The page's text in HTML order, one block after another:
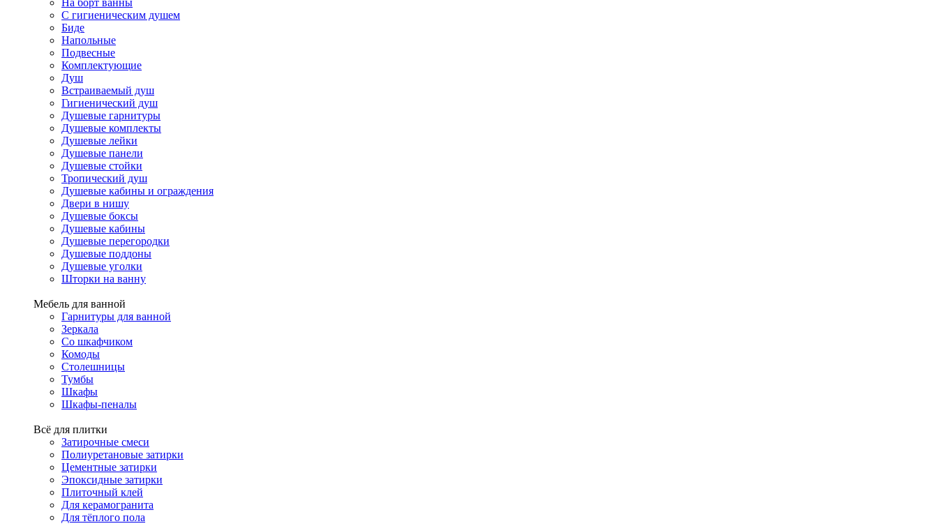
На борт ванны
С гигиеническим душем
Биде
Напольные
Подвесные
Комплектующие
Душ
Встраиваемый душ
Гигиенический душ
Душевые гарнитуры
Душевые комплекты
Душевые лейки
Душевые панели
Душевые стойки
Тропический душ
Душевые кабины и ограждения
Двери в нишу
Душевые боксы
Душевые кабины
Душевые перегородки
Душевые поддоны
Душевые уголки
Шторки на ванну
Мебель для ванной
Гарнитуры для ванной
Зеркала
Со шкафчиком
Комоды
Столешницы
Тумбы
Шкафы
Шкафы-пеналы
Всё для плитки
Затирочные смеси
Полиуретановые затирки
Цементные затирки
Эпоксидные затирки
Плиточный клей
Для керамогранита
Для тёплого пола